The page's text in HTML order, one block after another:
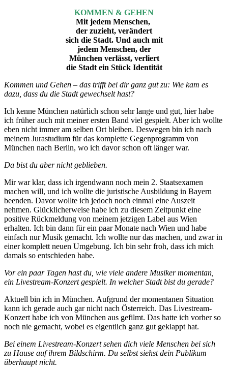
KOMMEN & GEHEN
Mit jedem Menschen,
der zuzieht, verändert
sich die Stadt. Und auch mit
jedem Menschen, der
München verlässt, verliert
die Stadt ein Stück Identität
Kommen und Gehen – das trifft bei dir ganz gut zu: Wie kam es
dazu, dass du die Stadt gewechselt hast?
Ich kenne München natürlich schon sehr lange und gut, hier habe
ich früher auch mit meiner ersten Band viel gespielt. Aber ich wollte
eben nicht immer am selben Ort bleiben. Deswegen bin ich nach
meinem Jurastudium für das komplette Gegenprogramm von
München nach Berlin, wo ich davor schon oft länger war.
Da bist du aber nicht geblieben.
Mir war klar, dass ich irgendwann noch mein 2. Staatsexamen
machen will, und ich wollte die juristische Ausbildung in Bayern
beenden. Davor wollte ich jedoch noch einmal eine Auszeit
nehmen. Glücklicherweise habe ich zu diesem Zeitpunkt eine
positive Rückmeldung von meinem jetzigen Label aus Wien
erhalten. Ich bin dann für ein paar Monate nach Wien und habe
einfach nur Musik gemacht. Ich wollte nur das machen, und zwar in
einer komplett neuen Umgebung. Ich bin sehr froh, dass ich mich
damals so entschieden habe.
Vor ein paar Tagen hast du, wie viele andere Musiker momentan,
ein Livestream-Konzert gespielt. In welcher Stadt bist du gerade?
Aktuell bin ich in München. Aufgrund der momentanen Situation
kann ich gerade auch gar nicht nach Österreich. Das Livestream-
Konzert habe ich von München aus gefilmt. Das hatte ich vorher so
noch nie gemacht, wobei es eigentlich ganz gut geklappt hat.
Bei einem Livestream-Konzert sehen dich viele Menschen bei sich
zu Hause auf ihrem Bildschirm. Du selbst siehst dein Publikum
überhaupt nicht.